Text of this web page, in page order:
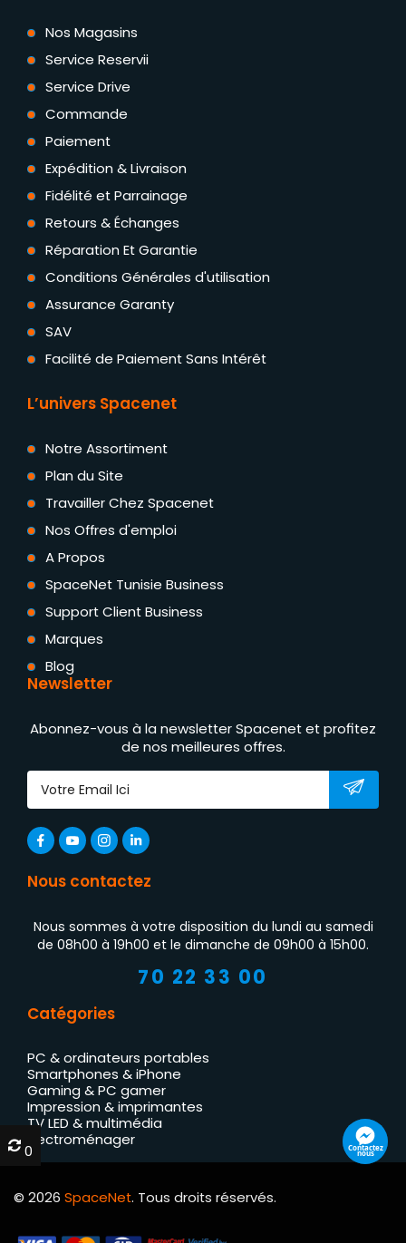
Nos Magasins
Service Reservii
Service Drive
Commande
Paiement
Expédition & Livraison
Fidélité et Parrainage
Retours & Échanges
Réparation Et Garantie
Conditions Générales d'utilisation
Assurance Garanty
SAV
Facilité de Paiement Sans Intérêt
L’univers Spacenet
Notre Assortiment
Plan du Site
Travailler Chez Spacenet
Nos Offres d'emploi
A Propos
SpaceNet Tunisie Business
Support Client Business
Marques
Blog
Newsletter
Abonnez-vous à la newsletter Spacenet et profitez
de nos meilleures offres.
Nous contactez
Nous sommes à votre disposition du lundi au samedi
de 08h00 à 19h00 et le dimanche de 09h00 à 15h00.
70 22 33 00
Catégories
PC & ordinateurs portables
Smartphones & iPhone
Gaming & PC gamer
Impression & imprimantes
TV LED & multimédia
Électroménager
© 2026 SpaceNet. Tous droits réservés.
Contactez
nous
0
0